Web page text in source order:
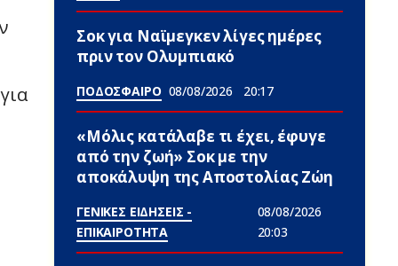
Σoκ για Ναϊμεγκεν λίγες ημέρες
πριν τον Ολυμπιακό
ΠΟΔΟΣΦΑΙΡΟ 08/08/2026 20:17
«Μόλις κατάλαβε τι έχει, έφυγε
από την ζωή» Σoκ με την
αποκάλυψη της Αποστολίας Ζώη
ΓΕΝΙΚΕΣ ΕΙΔΗΣΕΙΣ -
ΕΠΙΚΑΙΡΟΤΗΤΑ
08/08/2026
20:03